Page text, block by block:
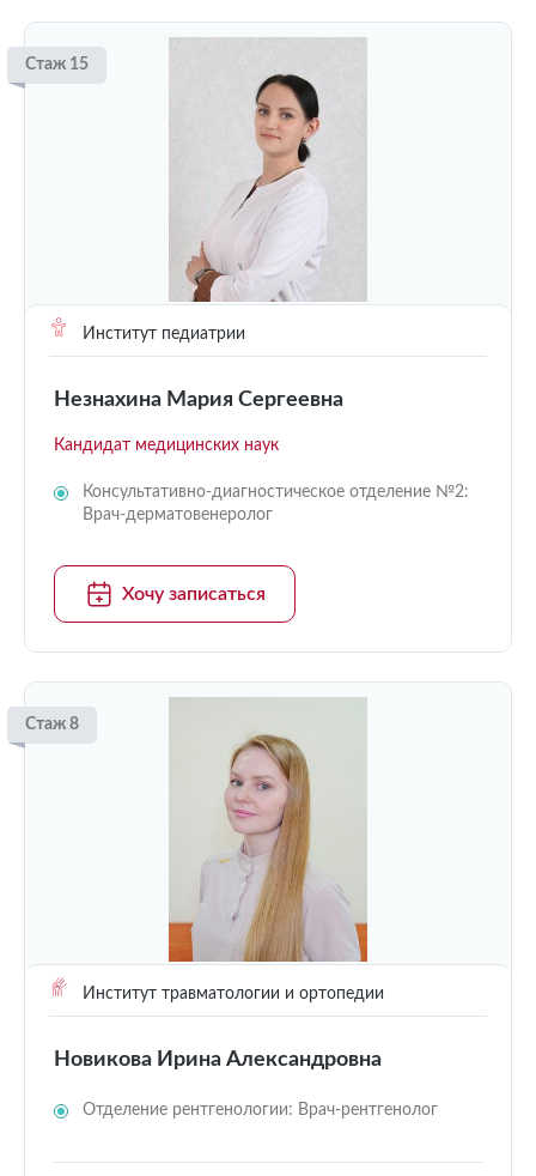
Стаж 15
Институт педиатрии
Незнахина Мария Сергеевна
Кандидат медицинских наук
Консультативно-диагностическое отделение №2:
Врач-дерматовенеролог
Хочу записаться
Стаж 8
Институт травматологии и ортопедии
Новикова Ирина Александровна
Отделение рентгенологии: Врач-рентгенолог